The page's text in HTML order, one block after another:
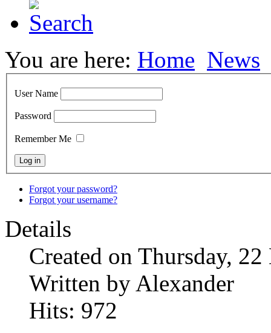
You are here: Home News
User Name
Password
Remember Me
Forgot your password?
Forgot your username?
Details
Created on Thursday,
Written by Alexander
Hits: 972